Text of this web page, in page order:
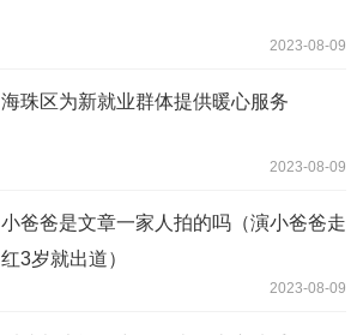
2023-08-09
海珠区为新就业群体提供暖心服务
2023-08-09
小爸爸是文章一家人拍的吗（演小爸爸走
红3岁就出道）
2023-08-09